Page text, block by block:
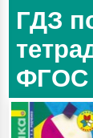
ГДЗ
ФГОС